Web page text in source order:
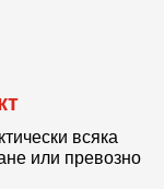
всяка
или превозно